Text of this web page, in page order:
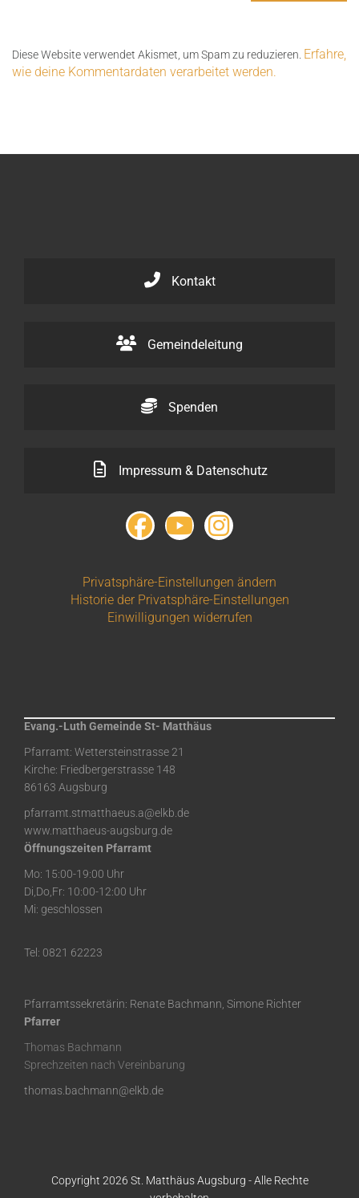
Diese Website verwendet Akismet, um Spam zu reduzieren. Erfahre,
wie deine Kommentardaten verarbeitet werden.
Kontakt
Gemeindeleitung
Spenden
Impressum & Datenschutz
Privatsphäre-Einstellungen ändern
Historie der Privatsphäre-Einstellungen
Einwilligungen widerrufen
Evang.-Luth Gemeinde St- Matthäus
Pfarramt: Wettersteinstrasse 21
Kirche: Friedbergerstrasse 148
86163 Augsburg
pfarramt.stmatthaeus.a@elkb.de
www.matthaeus-augsburg.de
Öffnungszeiten Pfarramt
Mo: 15:00-19:00 Uhr
Di,Do,Fr: 10:00-12:00 Uhr
Mi: geschlossen
Tel: 0821 62223
Pfarramtssekretärin: Renate Bachmann, Simone Richter
Pfarrer
Thomas Bachmann
Sprechzeiten nach Vereinbarung
thomas.bachmann@elkb.de
Copyright 2026 St. Matthäus Augsburg - Alle Rechte